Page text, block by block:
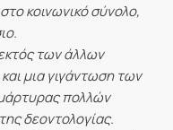
κοινωνικό σύνολο,
των άλλων
μια γιγάντωση των
πολλών
δεοντολογίας.